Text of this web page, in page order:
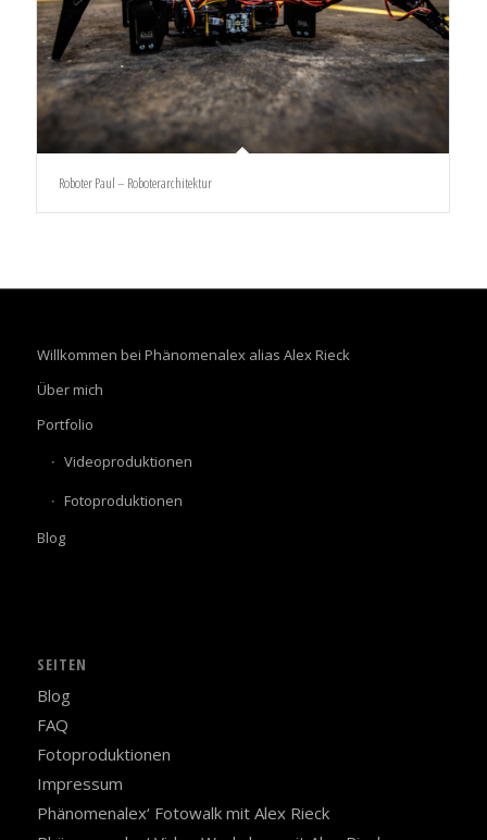
Roboter Paul – Roboterarchitektur
Willkommen bei Phänomenalex alias Alex Rieck
Über mich
Portfolio
Videoproduktionen
Fotoproduktionen
Blog
SEITEN
Blog
FAQ
Fotoproduktionen
Impressum
Phänomenalex‘ Fotowalk mit Alex Rieck